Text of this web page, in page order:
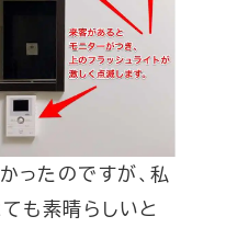
ったのですが、私
も素晴らしいと